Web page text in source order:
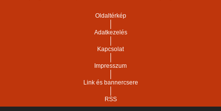
Oldaltérkép
Adatkezelés
Kapcsolat
Impresszum
Link és bannercsere
RSS